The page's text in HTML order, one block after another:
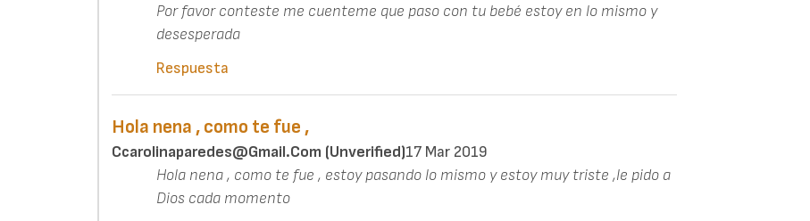
Por favor conteste me cuenteme que paso con tu bebé estoy en lo mismo y
desesperada
Respuesta
Hola nena , como te fue ,
Ccarolinaparedes@gmail.com (unverified)17 Mar 2019
Hola nena , como te fue , estoy pasando lo mismo y estoy muy triste ,le pido a
Dios cada momento